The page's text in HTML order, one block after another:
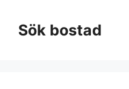
innehållSök bostad